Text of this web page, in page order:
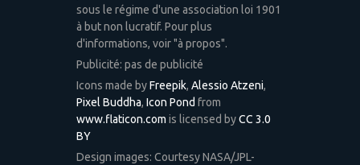
sous le régime d'une association loi 1901
à but non lucratif. Pour plus
d'informations, voir "à propos".
Publicité: pas de publicité
Icons made byFreepik, Alessio Atzeni,
Pixel Buddha, Icon Pond from
www.flaticon.com is licensed byCC 3.0
BY
Design images: Courtesy NASA/JPL-